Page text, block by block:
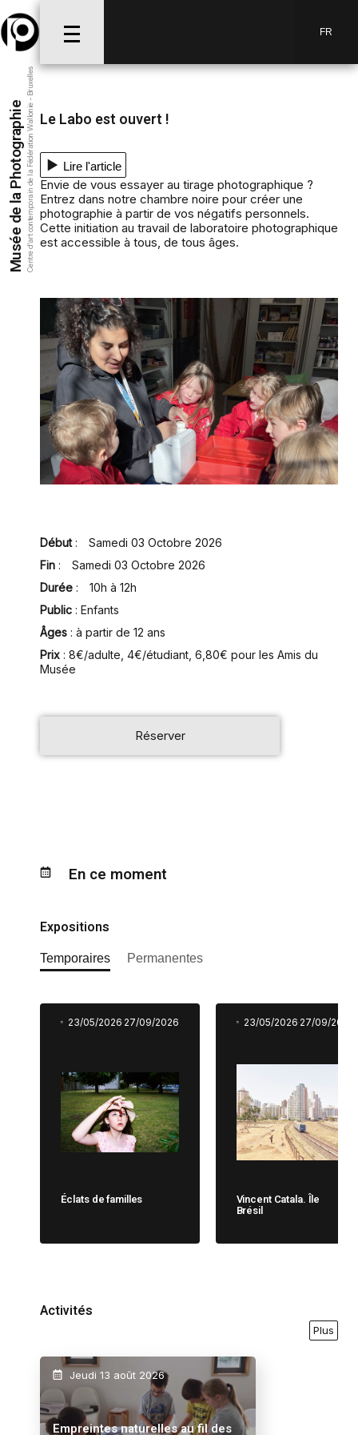
Musée de la PhotographieCentre d’art contemporain de la Fédération Wallonie - Bruxelles
FR
Le Labo est ouvert !
Lire l'article
Envie de vous essayer au tirage photographique ?
Entrez dans notre chambre noire pour créer une
photographie à partir de vos négatifs personnels.
Cette initiation au travail de laboratoire photographique
est accessible à tous, de tous âges.
Début:
Samedi 03 Octobre 2026
Fin :
Samedi 03 Octobre 2026
Durée :
10h à 12h
Public : Enfants
Âges : à partir de 12 ans
Prix : 8€/adulte, 4€/étudiant, 6,80€ pour les Amis du
Musée
Réserver
En ce moment
Expositions
Temporaires Permanentes
23/05/2026 27/09/2026
Éclats de familles
23/05/2026 27/09/2026
Vincent Catala. Île
Brésil
Activités
Plus
Jeudi 13 août 2026
Empreintes naturelles au fil des